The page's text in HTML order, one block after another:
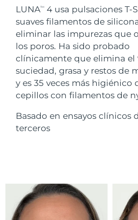
LUNATM 4 usa pulsaciones T-
suaves filamentos de
eliminar las impurezas que
los poros. Ha sido probado
clínicamente que elimina el
suciedad, grasa y restos de
y es 35 veces más higiénico
cepillos con filamentos de
Basado en ensayos clínicos
terceros
For healthy hair
18% PAP
Cosméticos
Comprar todo
FOREO APP
Israel
Italia
Japón
Jersey
Kuwait
Lituania